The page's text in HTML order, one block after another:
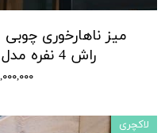
میز ناهارخوری
راش 4 نفره مدل T768 کد XSALA
۱۳۲,۰۰۰,۰۰۰
لاکچری